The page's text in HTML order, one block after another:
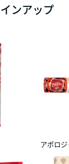
ンアップ
アポロ